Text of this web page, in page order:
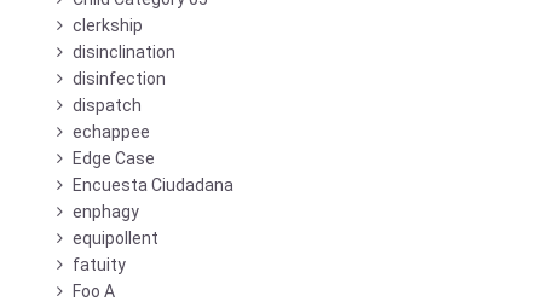
clerkship
disinclination
disinfection
dispatch
echappee
Edge Case
Encuesta Ciudadana
enphagy
equipollent
fatuity
Foo A